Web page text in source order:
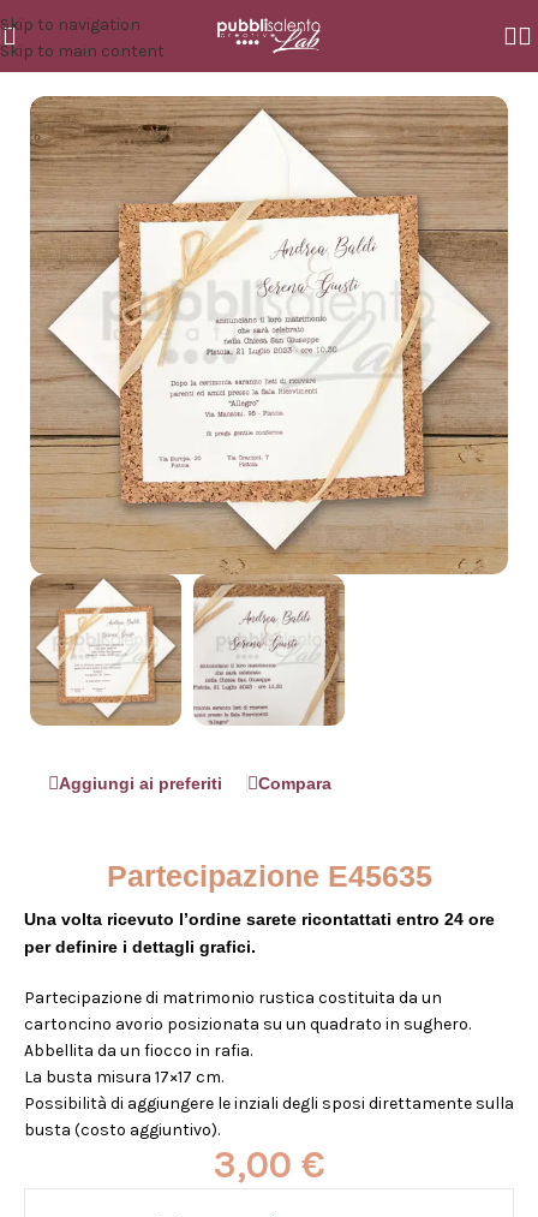
Skip to navigation
Skip to main content
Aggiungi ai preferiti Compara
Partecipazione E45635
Una volta ricevuto l’ordine sarete ricontattati entro 24 ore
per definire i dettagli grafici.
Partecipazione di matrimonio rustica costituita da un
cartoncino avorio posizionata su un quadrato in sughero.
Abbellita da un fiocco in rafia.
La busta misura 17×17 cm.
Possibilità di aggiungere le inziali degli sposi direttamente sulla
busta (costo aggiuntivo).
3,00 €